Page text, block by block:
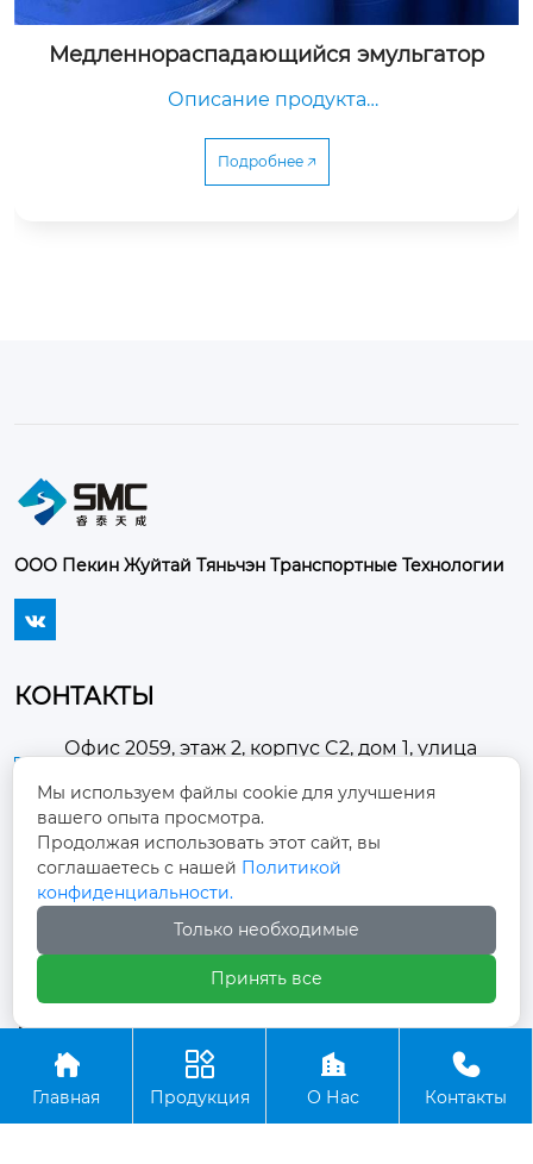
Медленнораспадающийся эмульгатор
Описание продукта
Подробнее 🡥
ООО Пекин Жуйтай Тяньчэн Транспортные Технологии

КОНТАКТЫ
Офис 2059, этаж 2, корпус C2, дом 1, улица
Чаоян, город Пекин
 30057528@qq.com
+86-18695102982
Авторское право © ООО Пекин Жуйтай Тяньчэн
Транспортные Технологии

Главная

Продукция

О Нас

Контакты
Мы используем файлы cookie для улучшения
вашего опыта просмотра.
Продолжая использовать этот сайт, вы
соглашаетесь с нашей Политикой
конфиденциальности.
Только необходимые
Принять все